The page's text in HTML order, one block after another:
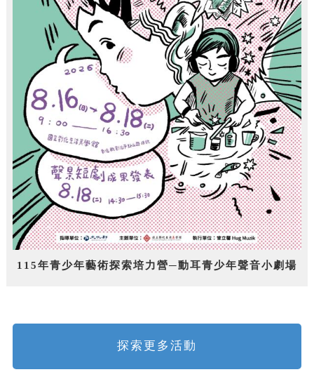
115年青少年藝術探索培力營─動耳青少年聲音小劇場
探索更多活動